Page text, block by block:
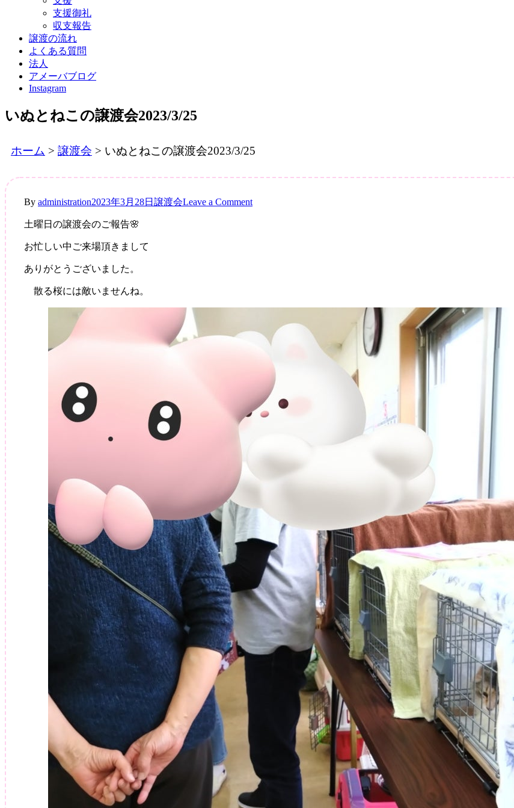
支援御礼
収支報告
譲渡の流れ
よくある質問
法人
アメーバブログ
Instagram
いぬとねこの譲渡会2023/3/25
ホーム > 譲渡会 > いぬとねこの譲渡会2023/3/25
By administration2023年3月28日 譲渡会Leave a Commenton
2023/3/25
土曜日の譲渡会のご報告🌸
お忙しい中ご来場頂きまして
ありがとうございました。
散る桜には敵いませんね。